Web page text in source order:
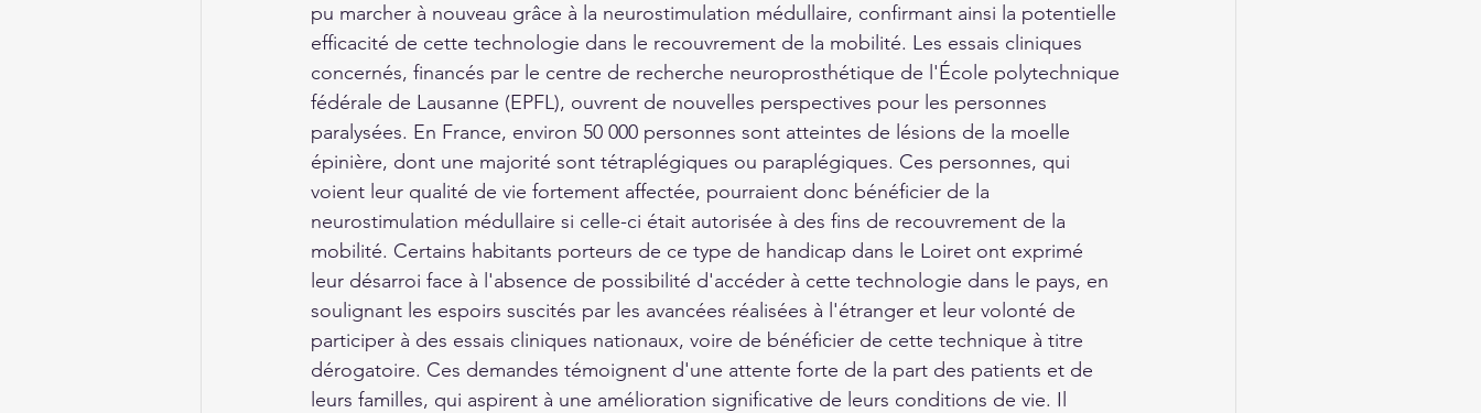
pu marcher à nouveau grâce à la neurostimulation médullaire, confirmant ainsi la potentielle
efficacité de cette technologie dans le recouvrement de la mobilité. Les essais cliniques
concernés, financés par le centre de recherche neuroprosthétique de l'École polytechnique
fédérale de Lausanne (EPFL), ouvrent de nouvelles perspectives pour les personnes
paralysées. En France, environ 50 000 personnes sont atteintes de lésions de la moelle
épinière, dont une majorité sont tétraplégiques ou paraplégiques. Ces personnes, qui
voient leur qualité de vie fortement affectée, pourraient donc bénéficier de la
neurostimulation médullaire si celle-ci était autorisée à des fins de recouvrement de la
mobilité. Certains habitants porteurs de ce type de handicap dans le Loiret ont exprimé
leur désarroi face à l'absence de possibilité d'accéder à cette technologie dans le pays, en
soulignant les espoirs suscités par les avancées réalisées à l'étranger et leur volonté de
participer à des essais cliniques nationaux, voire de bénéficier de cette technique à titre
dérogatoire. Ces demandes témoignent d'une attente forte de la part des patients et de
leurs familles, qui aspirent à une amélioration significative de leurs conditions de vie. Il